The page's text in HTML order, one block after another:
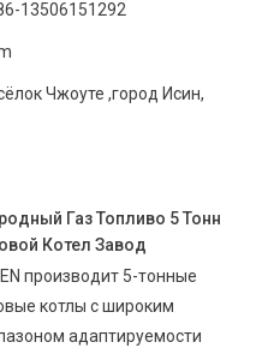
13506151292
Чжоуте ,город Исин,
Газ Топливо 5 Тонн
Котел Завод
производит 5-тонные
котлы с широким
адаптируемости